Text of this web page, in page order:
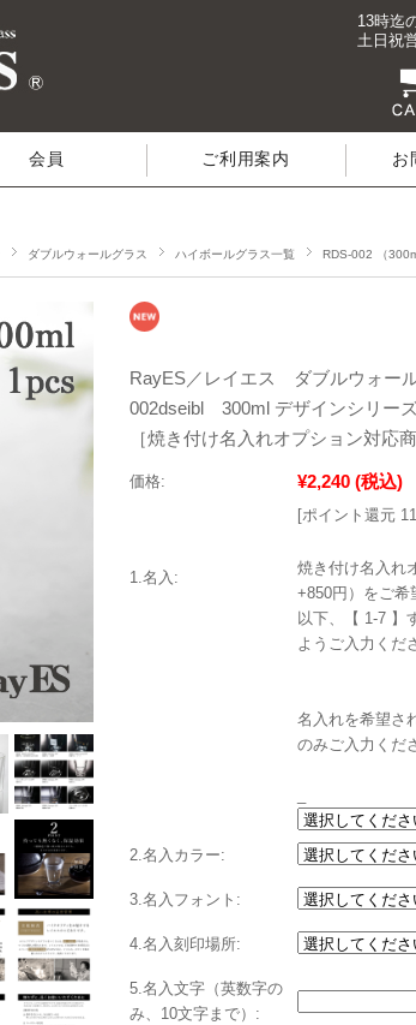
13時迄
土日祝
会員 ご利用案内 お
ダブルウォールグラス ハイボールグラス一覧 RDS-002 （
RayES／レイエス ダブルウォー
002dseibl 300ml デザインシリ
［焼き付け名入れオプション対応商
価格: ¥2,240 (税込)
[ポイント還元
1.名入:
焼き付け名入れ
+850円）をご希
以下、【 1-7 】
ようご入力くだ
名入れを希望さ
のみご入力くだ
2.名入カラー:
3.名入フォント:
4.名入刻印場所:
5.名入文字（英数字の
み、10文字まで）: